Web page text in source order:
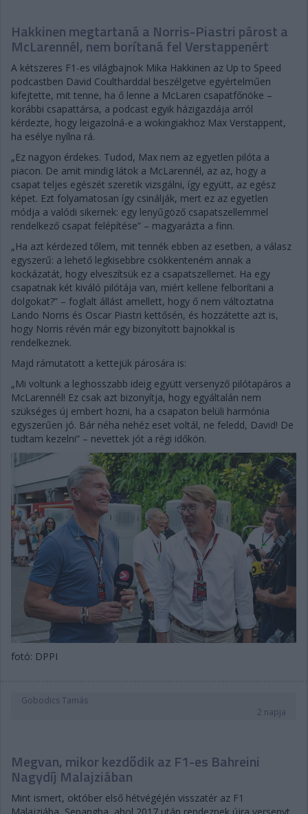
Hakkinen megtartaná a Norris-Piastri párost a
McLarennél, nem borítaná fel Verstappenért
A kétszeres F1-es világbajnok Mika Hakkinen az Up to Speed
podcastben David Coultharddal beszélgetve egyértelműen
kifejtette, mit tenne, ha ő lenne a McLaren csapatfőnöke –
korábbi csapattársa, a podcast egyik házigazdája arról
kérdezte, hogy leigazolná-e a wokingiakhoz Max Verstappent,
ha esélye nyílna rá.
„Ez nagyon érdekes. Tudod, Max nem az egyetlen pilóta a
piacon. De amit mindig látok a McLarennél, az az, hogy a
csapat teljes egészét szeretik vizsgálni, így együtt, az egész
képet. Ezt folyamatosan így csinálják, mert ez az egyetlen
módja a valódi sikernek: egy lenyűgöző csapatszellemmel
rendelkező csapat felépítése” – magyarázta a finn.
„Ha azt kérdezed tőlem, mit tennék ebben az esetben, a válasz
egyszerű: a lehető legkisebbre csökkenteném annak a
kockázatát, hogy elveszítsük ez a csapatszellemet. Ha egy
csapatnak két kiváló pilótája van, miért kellene felborítani a
dolgokat?” – foglalt állást amellett, hogy ő nem változtatna
Lando Norris és Oscar Piastri kettősén, és hozzátette azt is,
hogy Norris révén már egy bizonyított bajnokkal is
rendelkeznek.
Majd rámutatott a kettejük párosára is:
„Mi voltunk a leghosszabb ideig együtt versenyző pilótapáros a
McLarennél! Ez csak azt bizonyítja, hogy egyáltalán nem
szükséges új embert hozni, ha a csapaton belüli harmónia
egyszerűen jó. Bár néha nehéz eset voltál, ne feledd, David! De
tudtam kezelni” – nevettek jót a régi időkön.
fotó: DPPI
Gobodics Tamás
2 napja
Megvan, mikor kezdődik az F1-es Bahreini
Nagydíj Malajziában
Mint ismert, október első hétvégéjén visszatér az F1